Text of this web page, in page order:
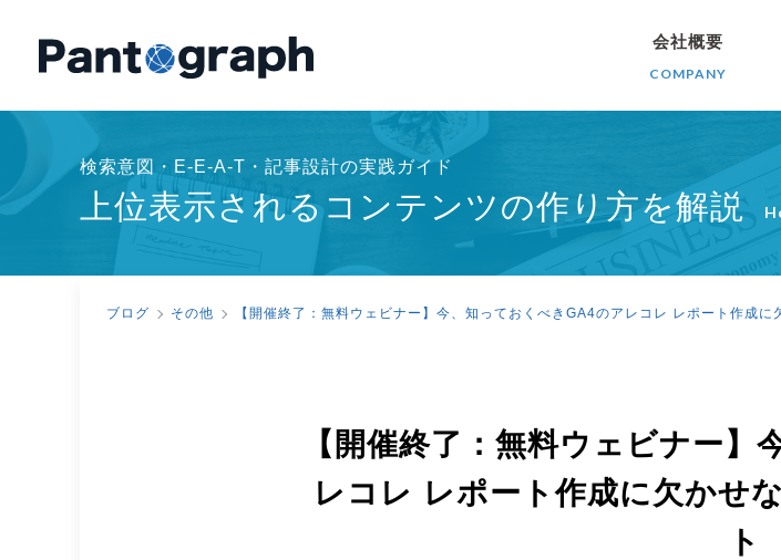
会社概要
COMPANY
検索意図・E-E-A-T・記事設計の実践ガイド
上位表示されるコンテンツの作り方を解説
ブログ その他 【開催終了：無料ウェビナー】今、知っておくべきGA4のアレコレ レポート作成に
【開催終了：無料ウェビナー
レコレ レポート作成に欠かせ
ト